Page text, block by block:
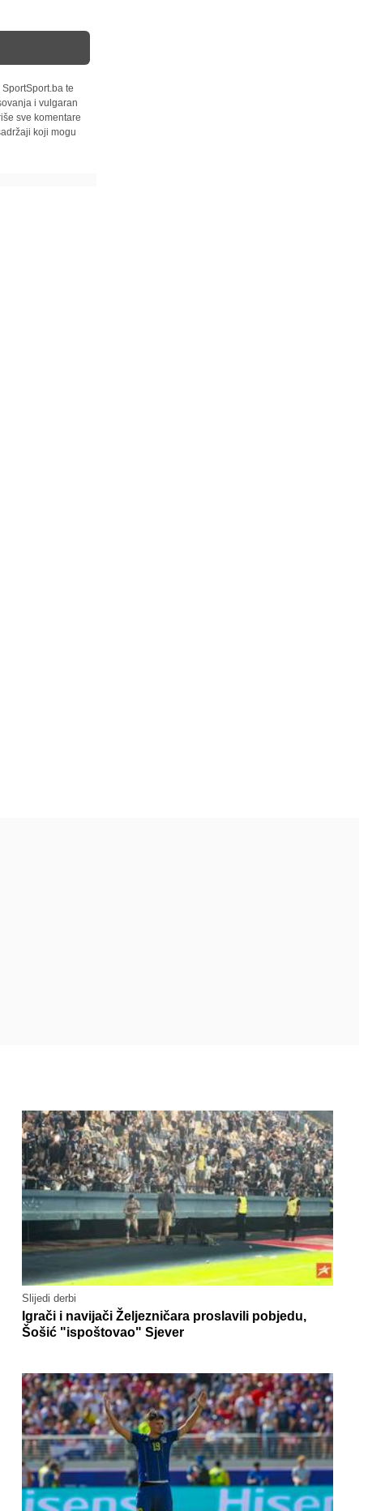
te
i vulgaran
sve komentare
koji mogu
Slijedi derbi
Igrači i navijači Željezničara proslavili pobjedu,
Šošić "ispoštovao" Sjever